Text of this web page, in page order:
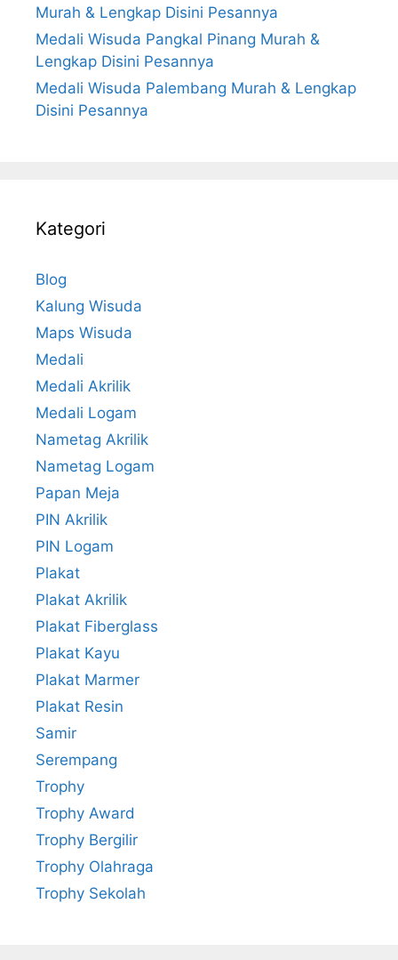
Murah & Lengkap Disini Pesannya
Medali Wisuda Pangkal Pinang Murah &
Lengkap Disini Pesannya
Medali Wisuda Palembang Murah & Lengkap
Disini Pesannya
Kategori
Blog
Kalung Wisuda
Maps Wisuda
Medali
Medali Akrilik
Medali Logam
Nametag Akrilik
Nametag Logam
Papan Meja
PIN Akrilik
PIN Logam
Plakat
Plakat Akrilik
Plakat Fiberglass
Plakat Kayu
Plakat Marmer
Plakat Resin
Samir
Serempang
Trophy
Trophy Award
Trophy Bergilir
Trophy Olahraga
Trophy Sekolah